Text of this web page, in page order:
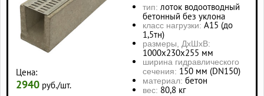
Цена:
2940 руб./шт.
тип: лоток водоотводный
бетонный без уклона
класс нагрузки: А15 (до
1,5тн)
размеры, ДхШхВ:
1000x230x255 мм
ширина гидравлического
сечения: 150 мм (DN150)
материал: бетон
вес: 80,8 кг